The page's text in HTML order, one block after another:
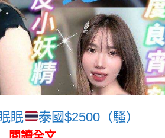
眠 泰國$2500（騷）